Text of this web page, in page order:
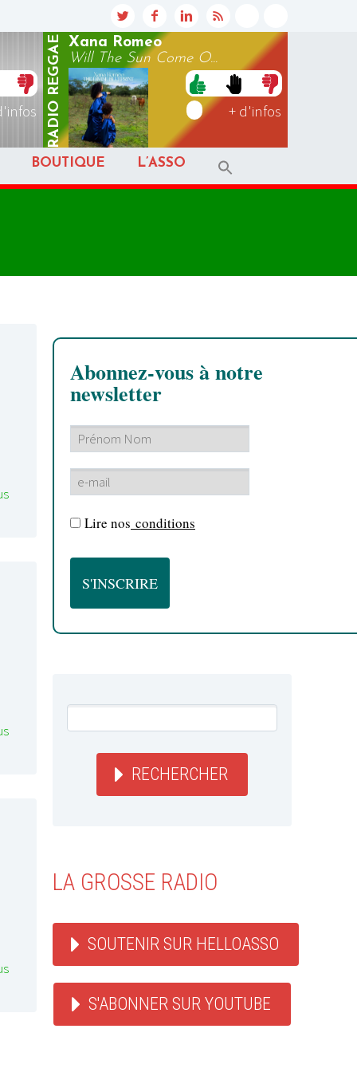
RADIO
REGGAE
Xana Romeo
Will The Sun Come O...
+ d'infos
BOUTIQUE L’ASSO
Abonnez-vous à notre
newsletter
Lire nos conditions
RECHERCHER
LA GROSSE RADIO
SOUTENIR SUR HELLOASSO
S'ABONNER SUR YOUTUBE